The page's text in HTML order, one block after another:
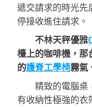
遞交請求的時光先
停接收進住請求。
不林天秤優雅
檯上的咖啡機，那
的護脊工學椅霧氣
精致的電腦桌
有收納性極強的衣